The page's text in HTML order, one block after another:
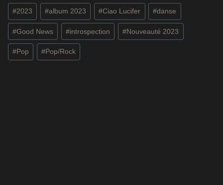
Étiquettes
de
la
publication :
#2023 #album 2023 #Ciao Lucifer #danse
#Good News #introspection #Nouveauté 2023
#Pop #Pop/Rock